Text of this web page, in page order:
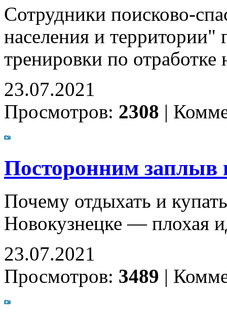
Сотрудники поисково-
населения и территории"
тренировки по
23.07.2021
Просмотров: 2308 |
Посторонним заплыв
Почему отдыхать и
Новокузнецке — плохая
23.07.2021
Просмотров: 3489 |